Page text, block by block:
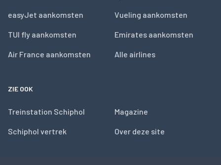
easyJet aankomsten
TUI fly aankomsten
Air France aankomsten
Vueling aankomsten
Emirates aankomsten
Alle airlines
ZIE OOK
Treinstation Schiphol
Schiphol vertrek
Magazine
Over deze site